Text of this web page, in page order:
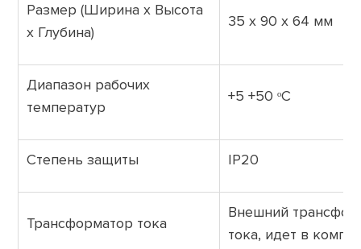
Размер (Ширина х Высота
х Глубина)
35 х 90 х 64 мм
Диапазон рабочих
температур
+5 +50 ᵒС
Степень защиты IP20
Трансформатор тока
Внешний
тока, идет в